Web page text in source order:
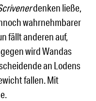
denken ließe,
wahrnehmbarer
fällt anderen auf,
wird Wandas
an Lodens
fallen. Mit